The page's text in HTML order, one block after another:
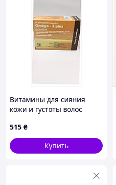
Витамины для сияния
кожи и густоты волос
6BM465256
515 ₴
Купить